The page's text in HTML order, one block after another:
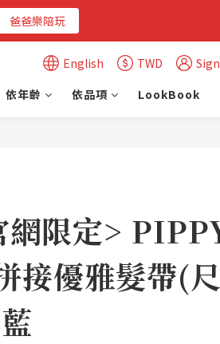
爸爸樂陪玩
English TWD
依年齡 依品項 LookBook
網限定>
接優雅髮帶(